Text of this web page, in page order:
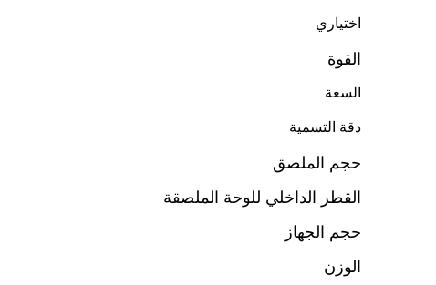
اختياري
القوة
السعة
دقة التسمية
حجم الملصق
القطر الداخلي للوحة الملصقة
حجم الجهاز
الوزن